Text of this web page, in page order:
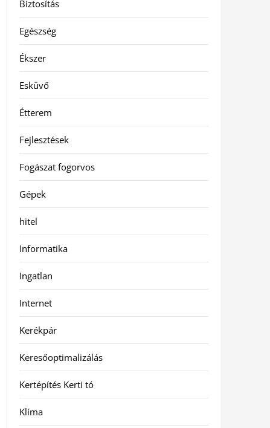
Biztosítás
Egészség
Ékszer
Esküvő
Étterem
Fejlesztések
Fogászat fogorvos
Gépek
hitel
Informatika
Ingatlan
Internet
Kerékpár
Keresőoptimalizálás
Kertépítés Kerti tó
Klíma